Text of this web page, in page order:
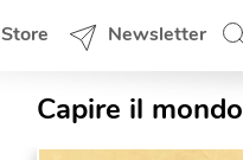
Store Newsletter
Capire il mondo